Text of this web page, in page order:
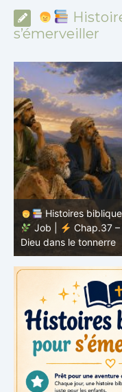
s’émerveiller
Histoires
Job |
Chap.36
grandeur de Dieu